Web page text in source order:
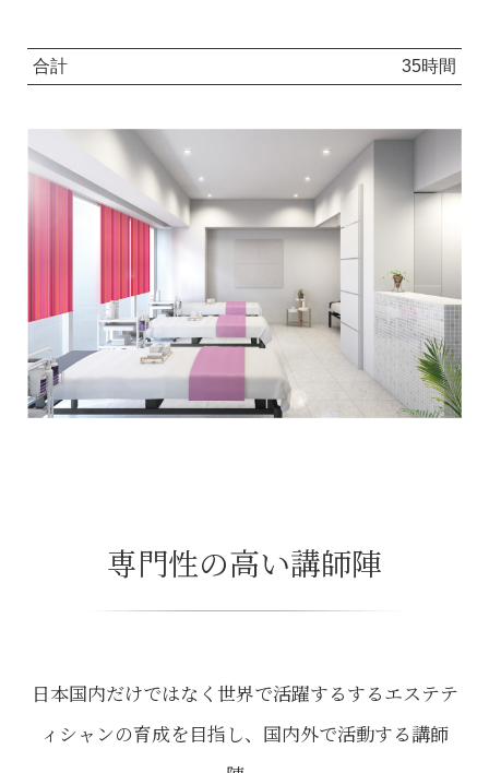
合計 35時間
専門性の高い講師陣
日本国内だけではなく世界で活躍するするエステテ
ィシャンの育成を目指し、国内外で活動する講師